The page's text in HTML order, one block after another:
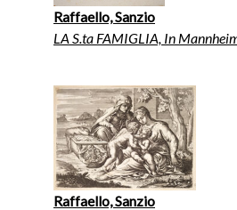
Raffaello, Sanzio
LA S.ta FAMIGLIA, In
Raffaello, Sanzio